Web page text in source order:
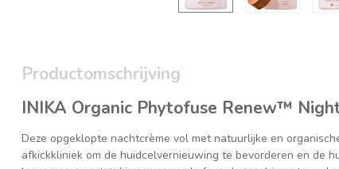
Productomschrijving
INIKA Organic Phytofuse Renew™
Deze opgeklopte nachtcrème vol met natuurlijke en
afkickkliniek om de huidcelvernieuwing te bevorderen en de